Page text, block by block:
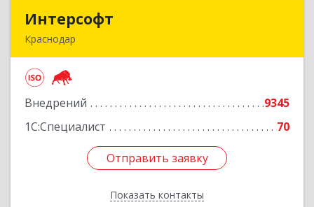
Интерсофт
Краснодар
Внедрений
9345
1С:Специалист
70
Отправить заявку
Показать контакты
Подробнее
Отправить заявку
Назад